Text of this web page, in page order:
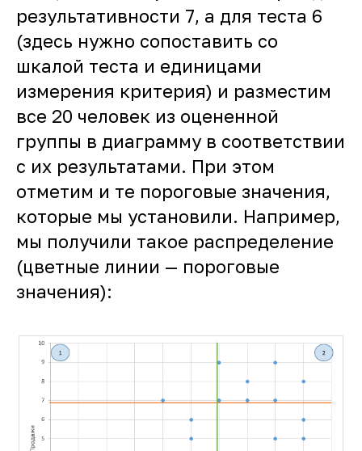
результативности 7, а для теста 6
(здесь нужно сопоставить со
шкалой теста и единицами
измерения критерия) и разместим
все 20 человек из оцененной
группы в диаграмму в соответствии
с их результатами. При этом
отметим и те пороговые значения,
которые мы установили. Например,
мы получили такое распределение
(цветные линии — пороговые
значения):